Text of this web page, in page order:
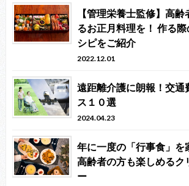
【管理栄養士監修】高
るお正月料理を！ 作る
シピをご紹介
2022.12.01
遠距離介護に朗報！交通
ス１０選
2024.04.23
年に一度の「行事食」
高齢者の方も楽しめるク
ー